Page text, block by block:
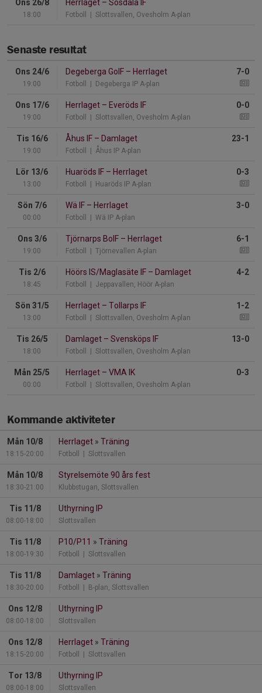
Ons 26/8
18:00
Herrlaget – Sösdala IF
Fotboll | Slottsvallen, Ovesholm A-plan
Senaste resultat
Ons 24/6
19:00
Degeberga GoIF – Herrlaget
Fotboll | Degeberga IP A-plan
7-0
Ons 17/6
19:00
Herrlaget – Everöds IF
Fotboll | Slottsvallen, Ovesholm A-plan
0-0
Tis 16/6
19:00
Åhus IF – Damlaget
Fotboll | Åhus IP A-plan
23-1
Lör 13/6
13:00
Huaröds IF – Herrlaget
Fotboll | Huaröds IP A-plan
0-3
Sön 7/6
00:00
Wä IF – Herrlaget
Fotboll | Wä IP A-plan
3-0
Ons 3/6
19:00
Tjörnarps BoIF – Herrlaget
Fotboll | Tjörnevallen A-plan
6-1
Tis 2/6
18:45
Höörs IS/Maglasäte IF – Damlaget
Fotboll | Jeppavallen, Höör A-plan
4-2
Sön 31/5
13:00
Herrlaget – Tollarps IF
Fotboll | Slottsvallen, Ovesholm A-plan
1-2
Tis 26/5
18:00
Damlaget – Svensköps IF
Fotboll | Slottsvallen, Ovesholm A-plan
13-0
Mån 25/5
00:00
Herrlaget – VMA IK
Fotboll | Slottsvallen, Ovesholm A-plan
0-3
Kommande aktiviteter
Mån 10/8
18:15-20:00
Herrlaget » Träning
Fotboll | Slottsvallen
Mån 10/8
18:30-21:00
Styrelsemöte 90 års fest
Klubbstugan, Slottsvallen
Tis 11/8
08:00-18:00
Uthyrning IP
Slottsvallen
Tis 11/8
18:00-19:30
P10/P11 » Träning
Fotboll | Slottsvallen
Tis 11/8
18:30-20:00
Damlaget » Träning
Fotboll | B-plan, Slottsvallen
Ons 12/8
08:00-18:00
Uthyrning IP
Slottsvallen
Ons 12/8
18:15-20:00
Herrlaget » Träning
Fotboll | Slottsvallen
Tor 13/8
08:00-18:00
Uthyrning IP
Slottsvallen